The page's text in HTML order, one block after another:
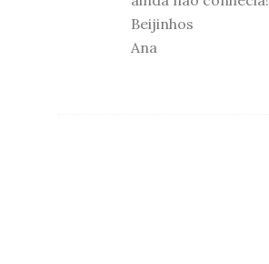
Beijinhos
Ana